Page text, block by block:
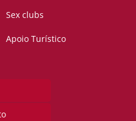
Sex clubs
Apoio Turístico